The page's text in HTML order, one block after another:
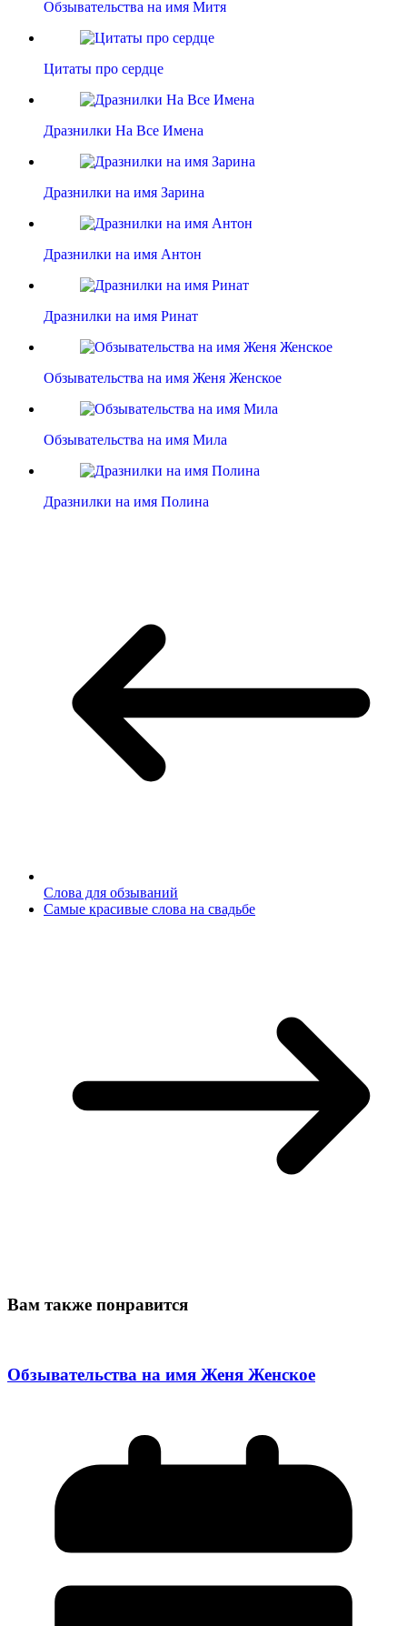
Обзывательства на имя Митя
Цитаты про сердце
Дразнилки На Все Имена
Дразнилки на имя Зарина
Дразнилки на имя Антон
Дразнилки на имя Ринат
Обзывательства на имя Женя Женское
Обзывательства на имя Мила
Дразнилки на имя Полина
Слова для обзываний
Самые красивые слова на свадьбе
Вам также понравится
Обзывательства на имя Женя Женское